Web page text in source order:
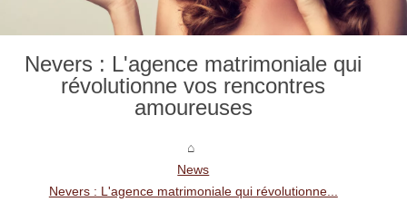
Nevers : L'agence matrimoniale qui
révolutionne vos rencontres
amoureuses
News
Nevers : L'agence matrimoniale qui révolutionne...